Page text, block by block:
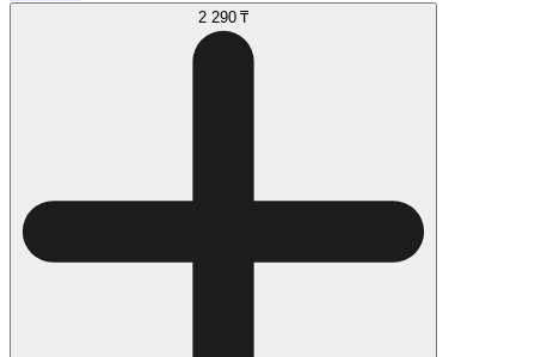
2 290 ₸